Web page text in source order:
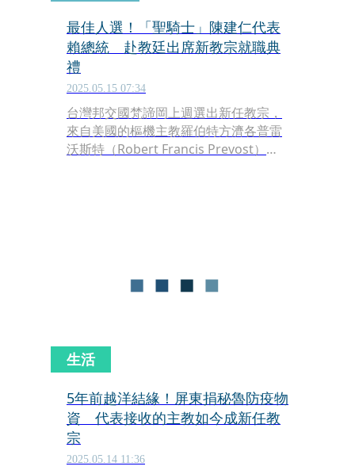
最佳人選！「聖騎士」陳建仁代表
賴總統 赴教廷出席新教宗就職典
禮
2025.05.15 07:34
台灣邦交國梵諦岡上週選出新任教宗，
來自美國的樞機主教羅伯特方濟各普雷
沃斯特（Robert Francis Prevost）在
國獻上誠摯祝賀。
生活
5年前越洋結緣！屏東捐秘魯防疫物
資 代表接收的主教如今成新任教
宗
2025.05.14 11:36